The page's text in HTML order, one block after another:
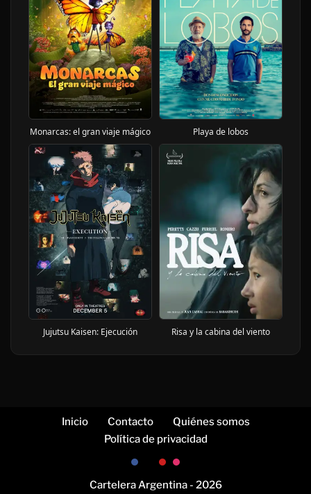
Monarcas: el gran viaje mágico Playa de lobos
Jujutsu Kaisen: Ejecución Risa y la cabina del viento
Inicio Contacto
Quiénes somos
Política de privacidad
Cartelera Argentina - 2026